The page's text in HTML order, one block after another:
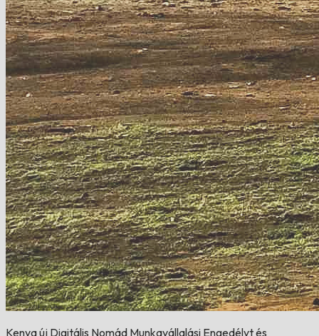
Kenya új Digitális Nomád Munkavállalási Engedélyt és